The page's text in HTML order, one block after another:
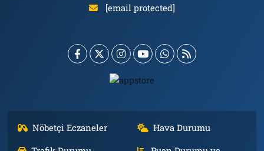
[email protected]
Nöbetçi Eczaneler
Hava Durumu